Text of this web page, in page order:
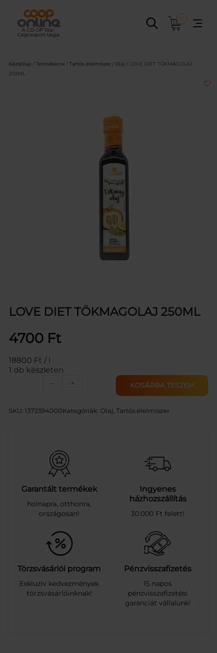
tartalomhoz
0
Kezdőlap / Termékeink / Tartós élelmiszer / Olaj / LOVE DIET TÖKMAGOLAJ
250ML
LOVE DIET TÖKMAGOLAJ 250ML
4700 Ft
18800 Ft / l
1 db készleten
–
E
T
Ö
K
M
G
O
A
J
2
5
0
M
L
+ KOSÁRBA TESZEM
SKU: 1372394000Kategóriák: Olaj Tartós élelmiszer
Garantált termékek
holnapra, otthonra,
országosan!
Ingyenes
házhozszállítás
30.000 Ft felett!
Törzsvásárlói program
Exkluzív kedvezmények
törzsvásárlóinknak!
Pénzvisszafizetés
15 napos
pénzvisszafizetési
garanciát vállalunk!